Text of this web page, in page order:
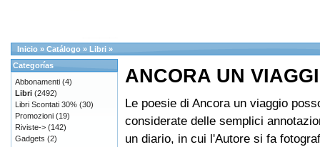
Inicio » Catálogo » Libri »
ANCORA UN
Le poesie di Ancora un viaggio
considerate delle semplici
un diario, in cui l'Autore si fa
Categorías
Abbonamenti (4)
Libri (2492)
Libri Scontati 30% (30)
Promozioni (19)
Riviste-> (142)
Gadgets (2)